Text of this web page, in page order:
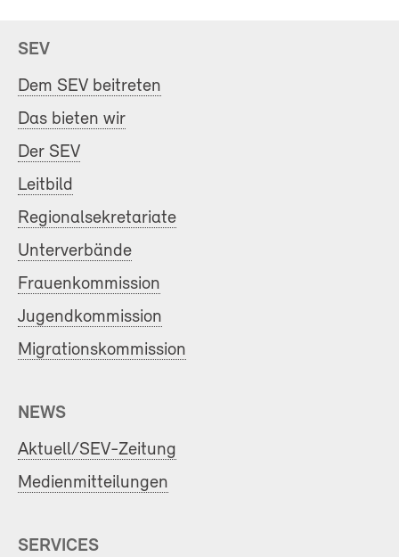
SEV
Dem SEV beitreten
Das bieten wir
Der SEV
Leitbild
Regionalsekretariate
Unterverbände
Frauenkommission
Jugendkommission
Migrationskommission
NEWS
Aktuell/SEV-Zeitung
Medienmitteilungen
SERVICES